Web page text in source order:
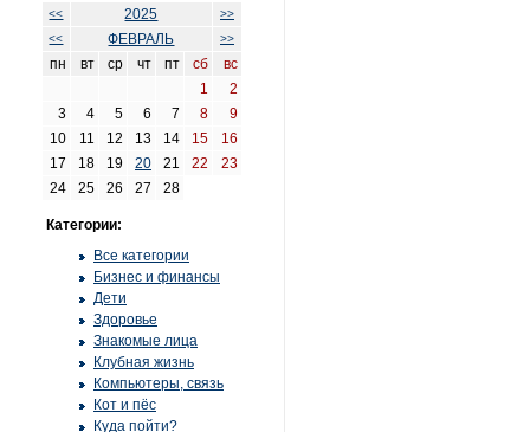
<< 2025
>>
<<
ФЕВРАЛЬ >>
пн вт ср чт пт сб
вс
1
2
3
4 5 6 7 8
9
10
11 12 13 14 15
16
17
18 19 20 21 22
23
24
25 26 27 28
Категории:
Все категории
Бизнес и финансы
Дети
Здоровье
Знакомые лица
Клубная жизнь
Компьютеры, связь
Кот и пёс
Куда пойти?